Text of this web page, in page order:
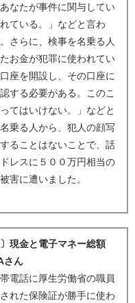
なたが事件に関与してい
ている。」などと言わ
さらに、検事を名乗る人
お金が犯罪に使われてい
座を開設し、その口座に
する必要がある。このこ
てはいけない。」などと
乗る人から、犯人の顔写
ることはないことで、話
レスに５００万円相当の
害に遭いました。
現金と電子マネー総額
さん
電話に厚生労働省の職員
れた保険証が勝手に使わ